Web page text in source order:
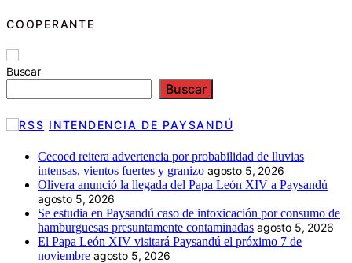
COOPERANTE
Buscar
Buscar
INTENDENCIA DE PAYSANDÚ
Cecoed reitera advertencia por probabilidad de lluvias
intensas, vientos fuertes y granizo agosto 5, 2026
Olivera anunció la llegada del Papa León XIV a Paysandú
agosto 5, 2026
Se estudia en Paysandú caso de intoxicación por consumo de
hamburguesas presuntamente contaminadas agosto 5, 2026
El Papa León XIV visitará Paysandú el próximo 7 de
noviembre agosto 5, 2026